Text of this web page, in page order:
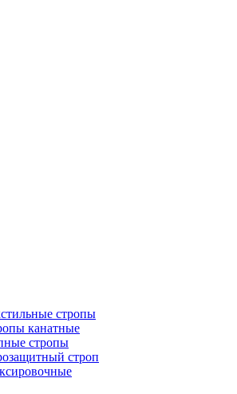
стропы
канатные
стропы
строп